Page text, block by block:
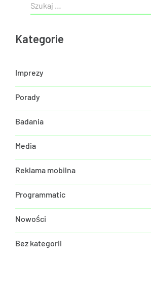
Kategorie
Imprezy
Porady
Badania
Media
Reklama mobilna
Programmatic
Nowości
Bez kategorii